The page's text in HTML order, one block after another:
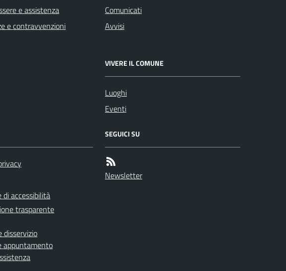
e assistenza
e contravvenzioni
Comunicati
Avvisi
VIVERE IL COMUNE
Luoghi
Eventi
di accessibilità
trasparente
disservizio
appuntamento
SEGUICI SU
Newsletter